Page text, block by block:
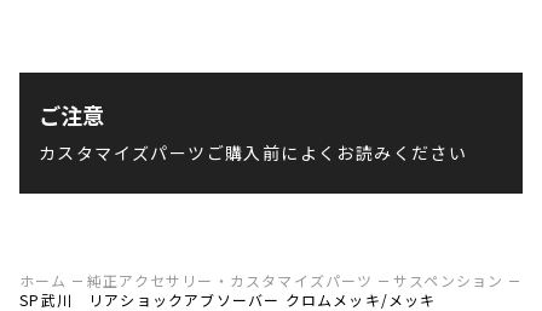
ご注意
カスタマイズパーツご購入前によくお読みください
ホーム 純正アクセサリー・カスタマイズパーツ
サスペンション
SP武川 リアショックアブソーバー クロムメッキ/メッキ